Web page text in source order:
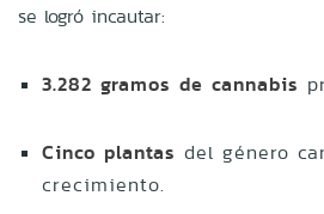
se logró incautar:
3.282 gramos de cannabis
Cinco plantas del género
crecimiento.